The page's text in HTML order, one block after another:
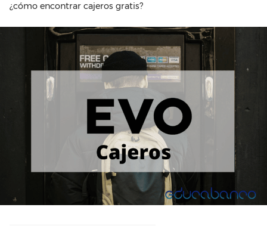
¿cómo encontrar cajeros gratis?